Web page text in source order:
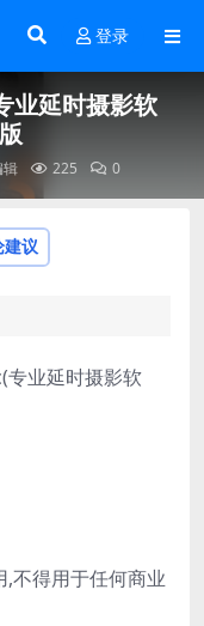
登录
延时摄影软
225 0
建议
业延时摄影软
不得用于任何商业